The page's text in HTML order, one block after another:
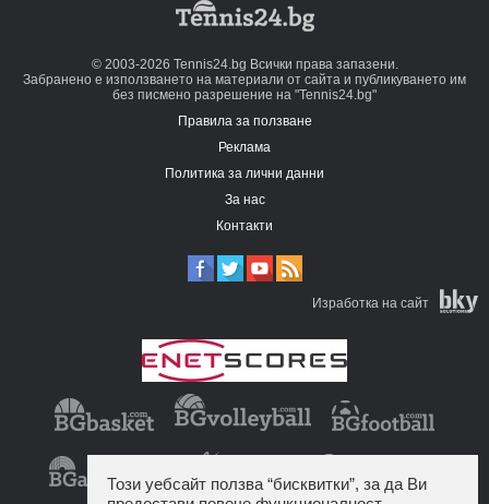
© 2003-2026 Tennis24.bg Всички права запазени.
Забранено е използването на материали от сайта и публикуването им
без писмено разрешение на "Tennis24.bg"
Правила за ползване
Реклама
Политика за лични данни
За нас
Контакти
Изработка на сайт
Този уебсайт ползва “бисквитки”, за да Ви